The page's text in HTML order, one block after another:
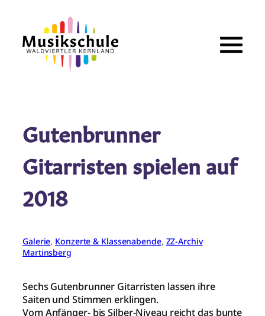
springen
Gutenbrunner
Gitarristen spielen auf
2018
Galerie, Konzerte & Klassenabende, ZZ-Archiv
Martinsberg
Sechs Gutenbrunner Gitarristen lassen ihre
Saiten und Stimmen erklingen.
Vom Anfänger- bis Silber-Niveau reicht das bunte